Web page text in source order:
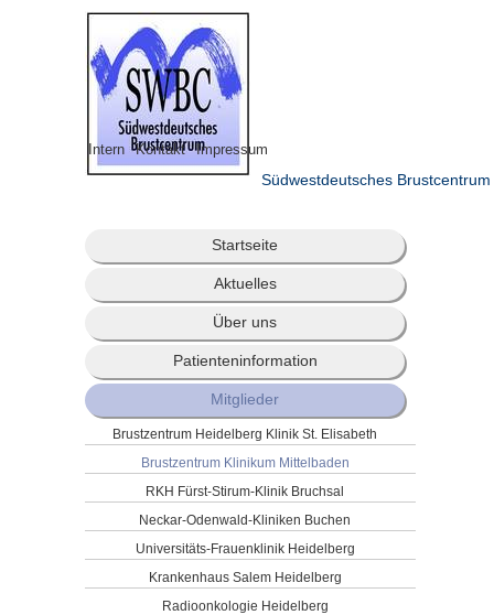
Intern Kontakt Impressum
Südwestdeutsches Brustcentrum
Startseite
Aktuelles
Über uns
Patienteninformation
Mitglieder
Brustzentrum Heidelberg Klinik St. Elisabeth
Brustzentrum Klinikum Mittelbaden
RKH Fürst-Stirum-Klinik Bruchsal
Neckar-Odenwald-Kliniken Buchen
Universitäts-Frauenklinik Heidelberg
Krankenhaus Salem Heidelberg
Radioonkologie Heidelberg